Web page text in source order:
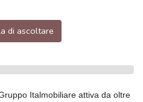
di ascoltare
Italmobiliare attiva da oltre